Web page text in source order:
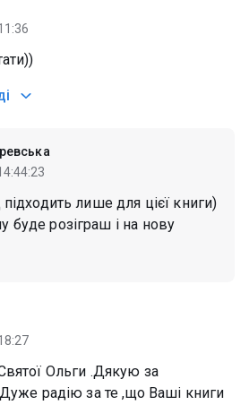
лише для цієї книги)
буде розіграш і на нову
Ольги .Дякую за
радію за те ,що Ваші книги